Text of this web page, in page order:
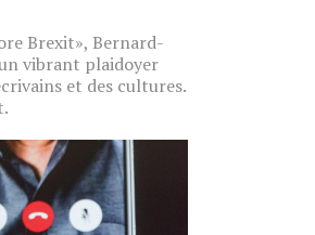
Brexit», Bernard-
vibrant plaidoyer
et des cultures.